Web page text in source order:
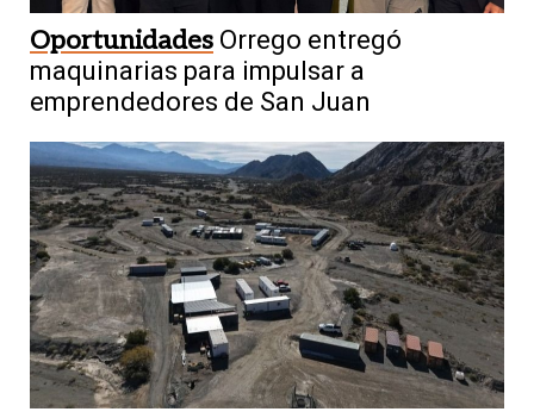
Oportunidades Orrego entregó
maquinarias para impulsar a
emprendedores de San Juan